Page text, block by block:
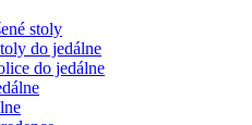
stoly
do jedálne
do jedálne